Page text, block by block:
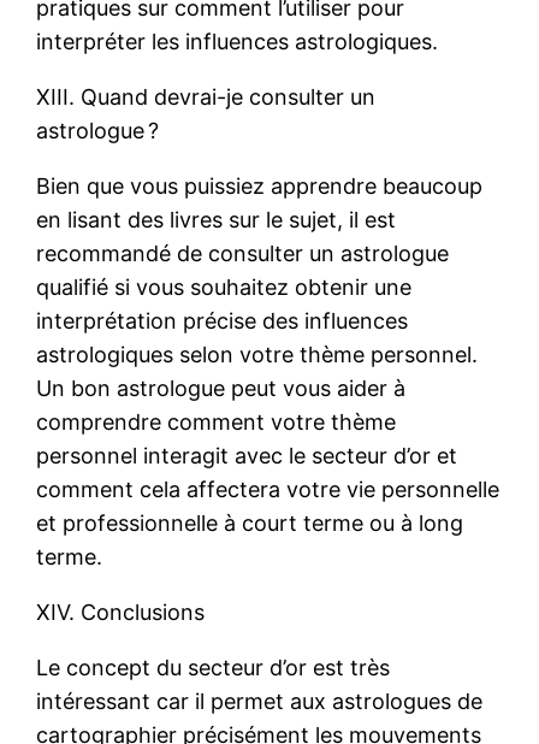
pratiques sur comment l’utiliser pour
interpréter les influences astrologiques.
XIII. Quand devrai-je consulter un
astrologue ?
Bien que vous puissiez apprendre beaucoup
en lisant des livres sur le sujet, il est
recommandé de consulter un astrologue
qualifié si vous souhaitez obtenir une
interprétation précise des influences
astrologiques selon votre thème personnel.
Un bon astrologue peut vous aider à
comprendre comment votre thème
personnel interagit avec le secteur d’or et
comment cela affectera votre vie personnelle
et professionnelle à court terme ou à long
terme.
XIV. Conclusions
Le concept du secteur d’or est très
intéressant car il permet aux astrologues de
cartographier précisément les mouvements